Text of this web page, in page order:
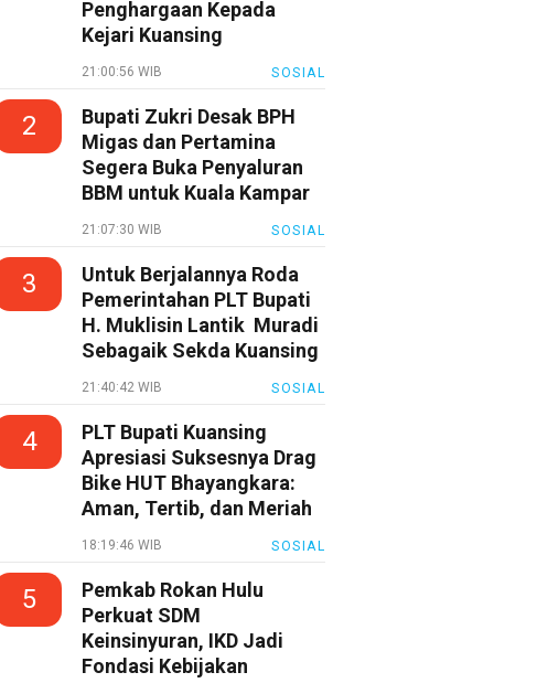
Penghargaan Kepada
Kejari Kuansing
21:00:56 WIB SOSIAL
2
Bupati Zukri Desak BPH
Migas dan Pertamina
Segera Buka Penyaluran
BBM untuk Kuala Kampar
21:07:30 WIB SOSIAL
3
Untuk Berjalannya Roda
Pemerintahan PLT Bupati
H. Muklisin Lantik Muradi
Sebagaik Sekda Kuansing
21:40:42 WIB SOSIAL
4
PLT Bupati Kuansing
Apresiasi Suksesnya Drag
Bike HUT Bhayangkara:
Aman, Tertib, dan Meriah
18:19:46 WIB SOSIAL
5
Pemkab Rokan Hulu
Perkuat SDM
Keinsinyuran, IKD Jadi
Fondasi Kebijakan